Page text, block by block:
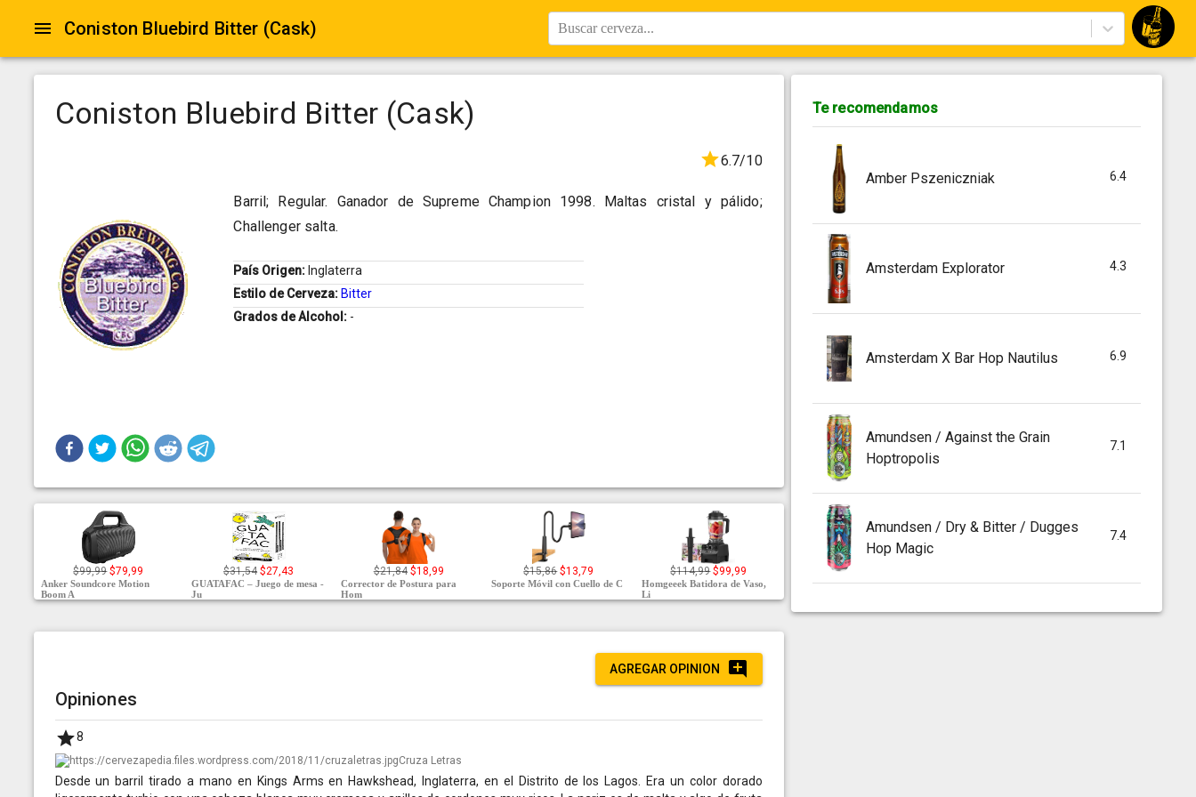
Coniston Bluebird Bitter (Cask) Buscar cerveza...
Coniston Bluebird Bitter (Cask)
6.7/10
Barril; Regular. Ganador de Supreme Champion 1998. Maltas cristal y pálido;
Challenger salta.
País Origen: Inglaterra
Estilo de Cerveza: Bitter
Grados de Alcohol: -
$99,99 $79,99
Anker Soundcore Motion
Boom A
$31,54 $27,43
GUATAFAC – Juego de mesa -
Ju
$21,84 $18,99
Corrector de Postura para
Hom
$15,86 $13,79
Soporte Móvil con Cuello de C
$114,99 $99,99
Homgeeek Batidora de Vaso,
Li
AGREGAR OPINION
Opiniones
8
Cruza Letras
Desde un barril tirado a mano en Kings Arms en Hawkshead, Inglaterra, en el Distrito de los Lagos. Era un color dorado
Te recomendamos
Amber Pszeniczniak 6.4
Amsterdam Explorator 4.3
Amsterdam X Bar Hop Nautilus 6.9
Amundsen / Against the Grain
Hoptropolis
7.1
Amundsen / Dry & Bitter / Dugges
Hop Magic
7.4